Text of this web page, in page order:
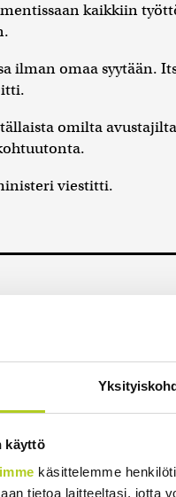
käyttö
käsittelemme
tietoa laitteeltasi, jotta
kaikkiin
ilman omaa syytään.
omilta
viestitti.
ja terveysministeri